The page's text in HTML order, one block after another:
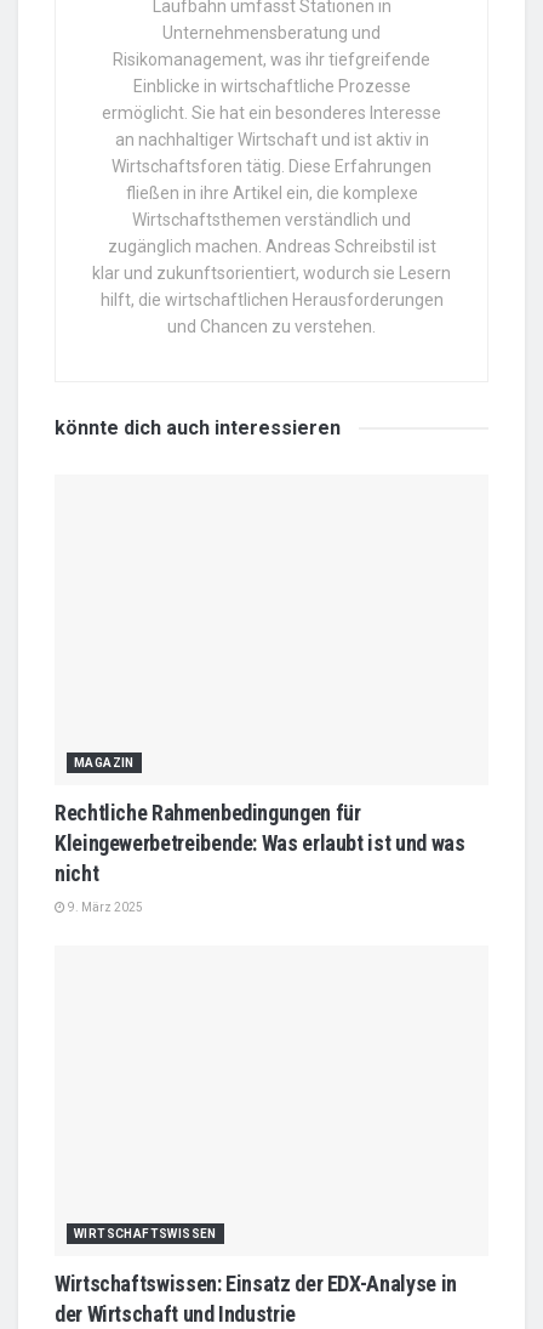
Laufbahn umfasst Stationen in
Unternehmensberatung und
Risikomanagement, was ihr tiefgreifende
Einblicke in wirtschaftliche Prozesse
ermöglicht. Sie hat ein besonderes Interesse
an nachhaltiger Wirtschaft und ist aktiv in
Wirtschaftsforen tätig. Diese Erfahrungen
fließen in ihre Artikel ein, die komplexe
Wirtschaftsthemen verständlich und
zugänglich machen. Andreas Schreibstil ist
klar und zukunftsorientiert, wodurch sie Lesern
hilft, die wirtschaftlichen Herausforderungen
und Chancen zu verstehen.
könnte dich auch interessieren
MAGAZIN
Rechtliche Rahmenbedingungen für
Kleingewerbetreibende: Was erlaubt ist und was
nicht
9. März 2025
WIRTSCHAFTSWISSEN
Wirtschaftswissen: Einsatz der EDX-Analyse in
der Wirtschaft und Industrie